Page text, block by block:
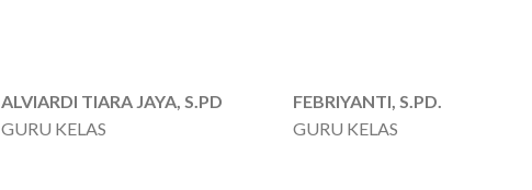
ALVIARDI TIARA JAYA, S.PD
GURU KELAS
FEBRIYANTI, S.PD.
GURU KELAS